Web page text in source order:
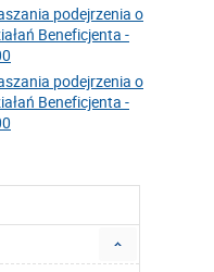
podejrzenia o
Beneficjenta -
podejrzenia o
Beneficjenta -